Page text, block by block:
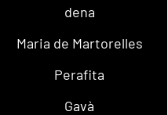
dena
Maria de Martorelles
Perafita
Gavà